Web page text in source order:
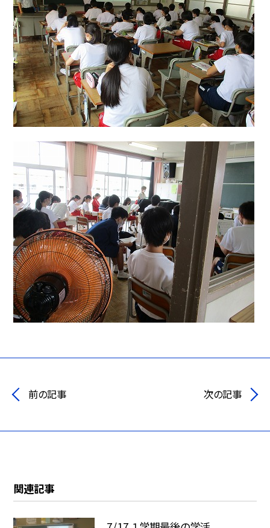
前の記事 次の記事
関連記事